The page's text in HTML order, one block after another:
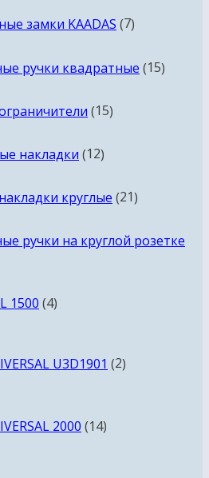
замки KAADAS 77
ручки квадратные 1515
1515
накладки 1212
круглые 2121
ручки на круглой розетке
1500 44
U3D1901 2товара
2000 1414